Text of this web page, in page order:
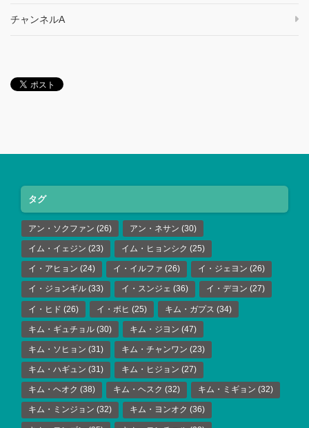
チャンネルA
タグ
アン・ソクファン (26) アン・ネサン (30)
イム・イェジン (23) イム・ヒョンシク (25)
イ・アヒョン (24) イ・イルファ (26) イ・ジェヨン (26)
イ・ジョンギル (33) イ・スンジェ (36) イ・デヨン (27)
イ・ヒド (26) イ・ボヒ (25) キム・ガプス (34)
キム・ギュチョル (30) キム・ジヨン (47)
キム・ソヒョン (31) キム・チャンワン (23)
キム・ハギュン (31) キム・ヒジョン (27)
キム・ヘオク (38) キム・ヘスク (32) キム・ミギョン (32)
キム・ミンジョン (32) キム・ヨンオク (36)